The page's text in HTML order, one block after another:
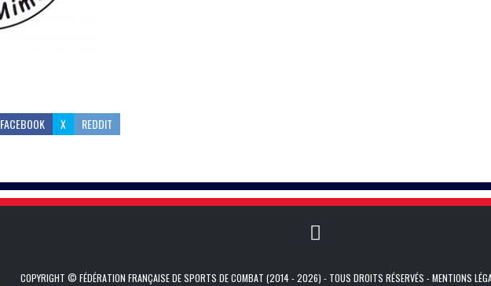
FACEBOOK X REDDIT
COPYRIGHT © FÉDÉRATION FRANÇAISE DE SPORTS DE COMBAT (2014 - 2026) - TOUS DROITS RÉSERVÉS -MENTIONS